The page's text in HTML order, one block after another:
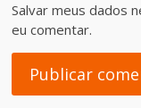
Salvar meus dados
eu comentar.